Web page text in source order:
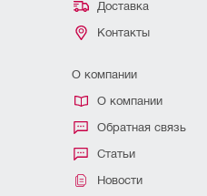
Доставка
Контакты
О компании
О компании
Обратная связь
Статьи
Новости